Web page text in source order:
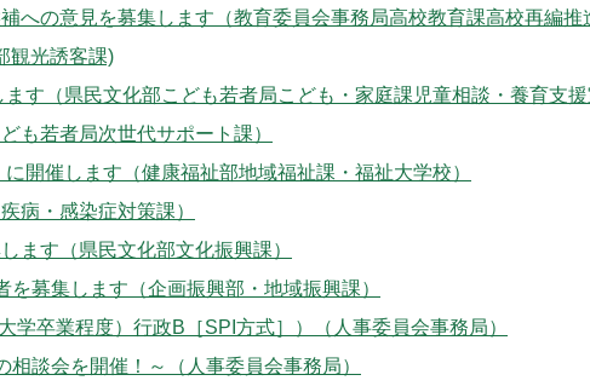
の意見を募集します（教育委員会事務局高校教育課高校再編推
観光誘客課)
す（県民文化部こども若者局こども・家庭課児童相談・養育支援
も若者局次世代サポート課）
開催します（健康福祉部地域福祉課・福祉大学校）
病・感染症対策課）
ます（県民文化部文化振興課）
募集します（企画振興部・地域振興課）
卒業程度）行政B［SPI方式］）（人事委員会事務局）
談会を開催！～（人事委員会事務局）